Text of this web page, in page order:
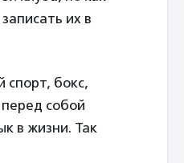
их в
спорт, бокс,
собой
в жизни. Так